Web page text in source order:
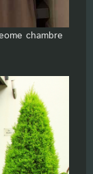
chambre